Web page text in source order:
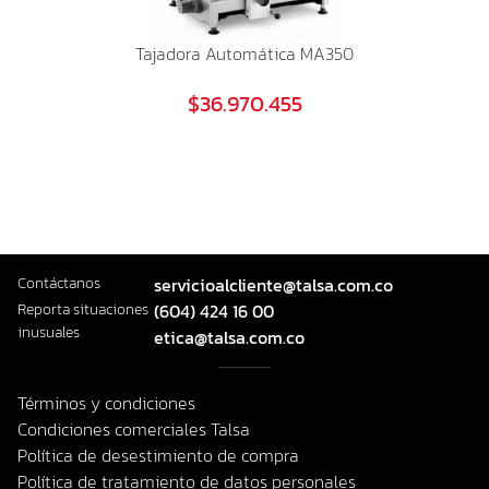
Tajadora Automática MA350
$36.970.455
Contáctanos servicioalcliente@talsa.com.co
Reporta situaciones
inusuales
(604) 424 16 00
etica@talsa.com.co
Términos y condiciones
Condiciones comerciales Talsa
Política de desestimiento de compra
Política de tratamiento de datos personales